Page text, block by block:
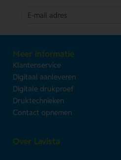
Meer informatie
Klantenservice
Digitaal aanleveren
Digitale drukproef
Druktechnieken
Contact opnemen
Over Lavista